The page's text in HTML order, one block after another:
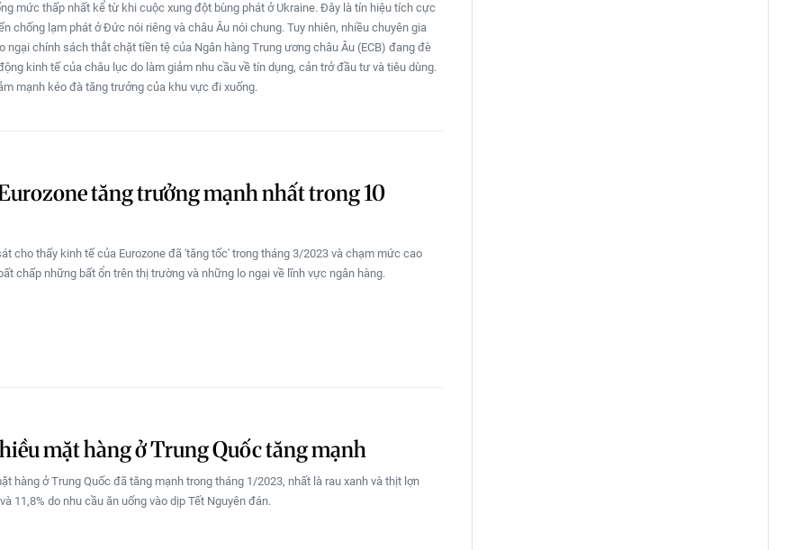
mức thấp nhất kể từ khi cuộc xung đột bùng phát ở Ukraine. Đây là tín hiệu tích cực
chống lạm phát ở Đức nói riêng và châu Âu nói chung. Tuy nhiên, nhiều chuyên gia
ngại chính sách thắt chặt tiền tệ của Ngân hàng Trung ương châu Âu (ECB) đang đè
kinh tế của châu lục do làm giảm nhu cầu về tín dụng, cản trở đầu tư và tiêu dùng.
mạnh kéo đà tăng trưởng của khu vực đi xuống.
tăng trưởng mạnh nhất trong 10
cho thấy kinh tế của Eurozone đã 'tăng tốc' trong tháng 3/2023 và chạm mức cao
chấp những bất ổn trên thị trường và những lo ngại về lĩnh vực ngân hàng.
mặt hàng ở Trung Quốc tăng mạnh
hàng ở Trung Quốc đã tăng mạnh trong tháng 1/2023, nhất là rau xanh và thịt lợn
11,8% do nhu cầu ăn uống vào dịp Tết Nguyên đán.